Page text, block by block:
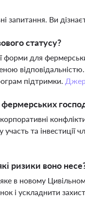
запитання. Ви
статусу?
форми для
підтримки.
та інвестиції
ризики воно
в новому
і ускладнити